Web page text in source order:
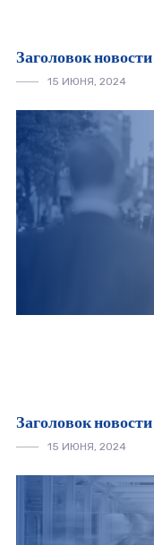
Заголовок новости
15 ИЮНЯ, 2024
Заголовок новости
15 ИЮНЯ, 2024